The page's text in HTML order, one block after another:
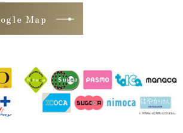
Map